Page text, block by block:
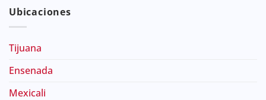
Ubicaciones
Tijuana
Ensenada
Mexicali